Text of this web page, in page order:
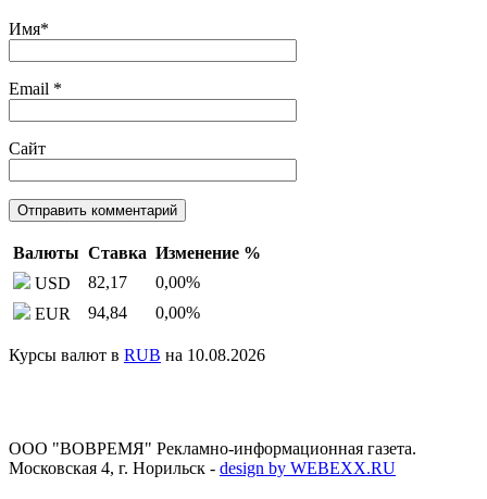
Имя*
Email *
Сайт
Валюты Ставка Изменение %
USD
82,17 0,00%
EUR
94,84 0,00%
Курсы валют в RUB на 10.08.2026
ООО "ВОВРЕМЯ" Рекламно-информационная газета.
Московская 4, г. Норильск - design by WEBEXX.RU